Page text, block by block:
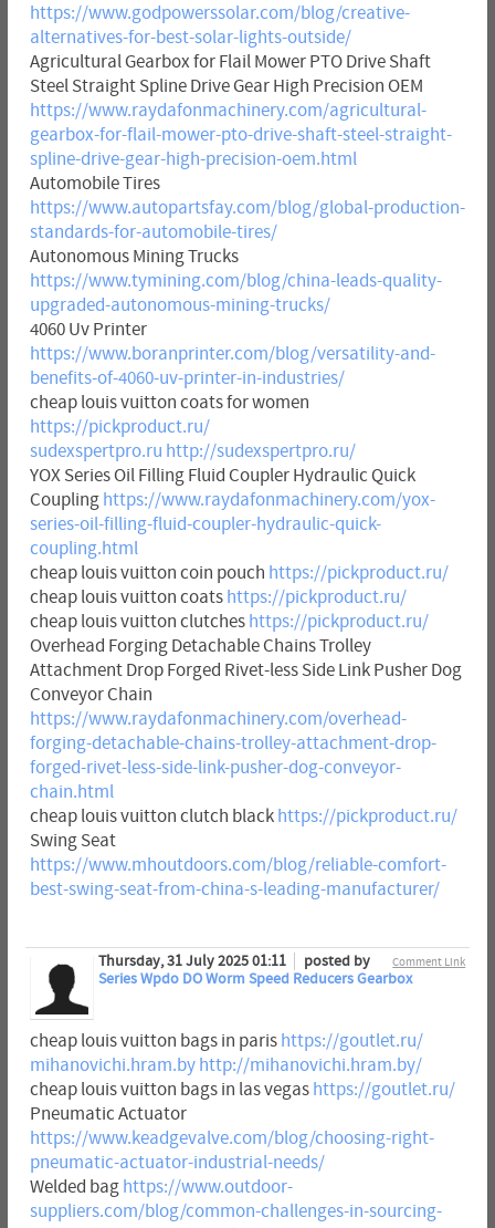
https://www.godpowerssolar.com/blog/creative-
alternatives-for-best-solar-lights-outside/
Agricultural Gearbox for Flail Mower PTO Drive Shaft
Steel Straight Spline Drive Gear High Precision OEM
https://www.raydafonmachinery.com/agricultural-
gearbox-for-flail-mower-pto-drive-shaft-steel-straight-
spline-drive-gear-high-precision-oem.html
Automobile Tires
https://www.autopartsfay.com/blog/global-production-
standards-for-automobile-tires/
Autonomous Mining Trucks
https://www.tymining.com/blog/china-leads-quality-
upgraded-autonomous-mining-trucks/
4060 Uv Printer
https://www.boranprinter.com/blog/versatility-and-
benefits-of-4060-uv-printer-in-industries/
cheap louis vuitton coats for women
https://pickproduct.ru/
sudexspertpro.ru http://sudexspertpro.ru/
YOX Series Oil Filling Fluid Coupler Hydraulic Quick
Coupling https://www.raydafonmachinery.com/yox-
series-oil-filling-fluid-coupler-hydraulic-quick-
coupling.html
cheap louis vuitton coin pouch https://pickproduct.ru/
cheap louis vuitton coats https://pickproduct.ru/
cheap louis vuitton clutches https://pickproduct.ru/
Overhead Forging Detachable Chains Trolley
Attachment Drop Forged Rivet-less Side Link Pusher Dog
Conveyor Chain
https://www.raydafonmachinery.com/overhead-
forging-detachable-chains-trolley-attachment-drop-
forged-rivet-less-side-link-pusher-dog-conveyor-
chain.html
cheap louis vuitton clutch black https://pickproduct.ru/
Swing Seat
https://www.mhoutdoors.com/blog/reliable-comfort-
best-swing-seat-from-china-s-leading-manufacturer/
Comment Link
Thursday, 31 July 2025 01:11
posted by
Series Wpdo DO Worm Speed Reducers Gearbox
cheap louis vuitton bags in paris https://goutlet.ru/
mihanovichi.hram.by http://mihanovichi.hram.by/
cheap louis vuitton bags in las vegas https://goutlet.ru/
Pneumatic Actuator
https://www.keadgevalve.com/blog/choosing-right-
pneumatic-actuator-industrial-needs/
Welded bag https://www.outdoor-
suppliers.com/blog/common-challenges-in-sourcing-